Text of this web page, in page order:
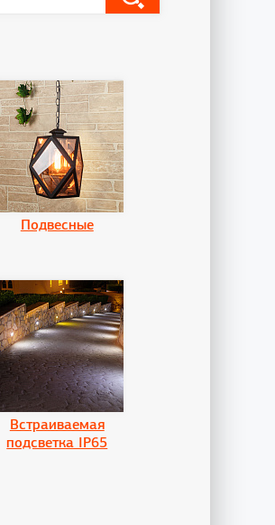
Подвесные
Встраиваемая
подсветка IP65